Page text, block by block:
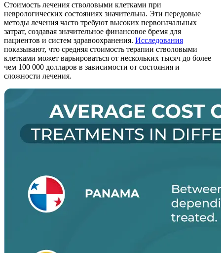
Стоимость лечения стволовыми клетками при
неврологических состояниях значительна. Эти передовые
методы лечения часто требуют высоких первоначальных
затрат, создавая значительное финансовое бремя для
пациентов и систем здравоохранения. Исследования
показывают, что средняя стоимость терапии стволовыми
клетками может варьироваться от нескольких тысяч до более
чем 100 000 долларов в зависимости от состояния и
сложности лечения.